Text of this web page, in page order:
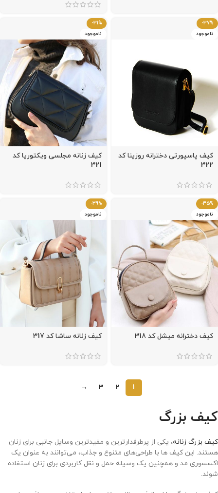
-37%
ناموجود
کیف پاسپورتی دخترانه روزینا کد
322
-31%
ناموجود
کیف زنانه مجلسی ویکتوریا کد
321
-35%
ناموجود
کیف دخترانه میشل کد 318
-39%
ناموجود
کیف زنانه ساشا کد 317
1
2
3
→
کیف بزرگ
کیف بزرگ زنانه، یکی از پرطرفدارترین و مفیدترین وسایل جانبی برای زنان
هستند. این کیف ها با طراحی‌های متنوع و جذاب، می‌توانند به عنوان یک
اکسسوری مد و همچنین یک وسیله حمل و نقل کاربردی برای زنان استفاده
شوند.